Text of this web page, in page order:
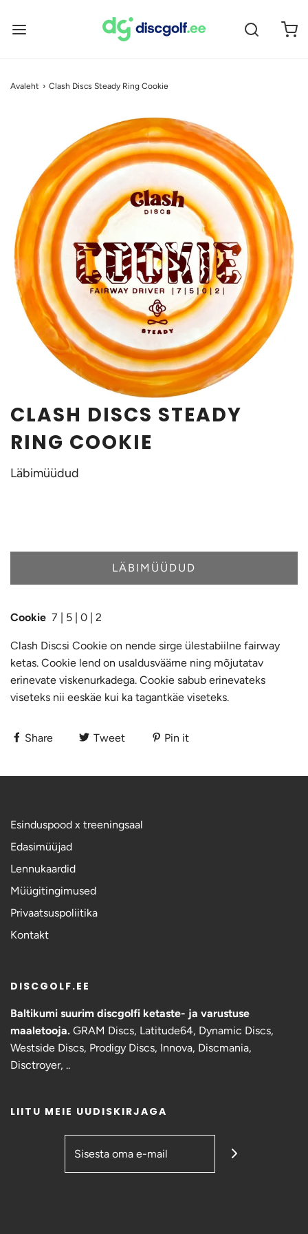
Avaleht › Clash Discs Steady Ring Cookie
CLASH DISCS STEADY
RING COOKIE
Läbimüüdud
LÄBIMÜÜDUD
Cookie 7 | 5 | 0 | 2
Clash Discsi Cookie on nende sirge ülestabiilne fairway
ketas. Cookie lend on usaldusväärne ning mõjutatav
erinevate viskenurkadega. Cookie sabub erinevateks
viseteks nii eeskäe kui ka tagantkäe viseteks.
Share Tweet Pin it
Esinduspood x treeningsaal
Edasimüüjad
Lennukaardid
Müügitingimused
Privaatsuspoliitika
Kontakt
DISCGOLF.EE
Baltikumi suurim discgolfi ketaste- ja varustuse
maaletooja. GRAM Discs, Latitude64, Dynamic Discs,
Westside Discs, Prodigy Discs, Innova, Discmania,
Disctroyer, ..
LIITU MEIE UUDISKIRJAGA